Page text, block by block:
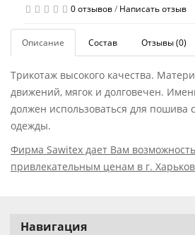
0 отзывов/ Написать отзыв
Описание Состав Отзывы (0)
Трикотаж высокого качества.
движений, мягок и долговечен.
должен использоваться для пошива
одежды.
Фирма Sawitex дает Вам
привлекательным ценам в г.
Навигация